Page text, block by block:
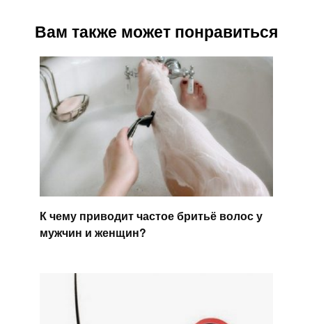
Вам также может понравиться
К чему приводит частое бритьё волос у
мужчин и женщин?